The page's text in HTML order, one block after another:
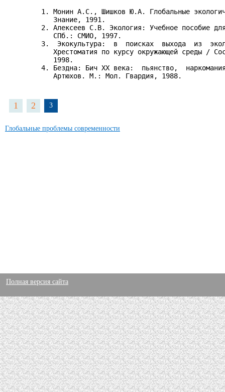
1. Монин А.С., Шишков Ю.А. Глобальные
            Знание, 1991.
2. Алексеев С.В. Экология: Учебное пособие
            СПб.: СМИО, 1997.
3.  Экокультура:  в  поисках  выхода  из
Хрестоматия по курсу окружающей среды /
            1998.
4. Бездна: Бич ХХ века:  пьянство,
            Артюхов. М.: Мол. Гвардия, 1988.
1 2 3
Глобальные проблемы современности
Полная версия сайта